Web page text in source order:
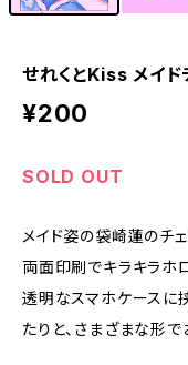
せれくとKiss メイ
¥200
SOLD OUT
メイド姿の袋崎蓮のチェ
両面印刷でキラキラホ
透明なスマホケースに
たりと、さまざまな形